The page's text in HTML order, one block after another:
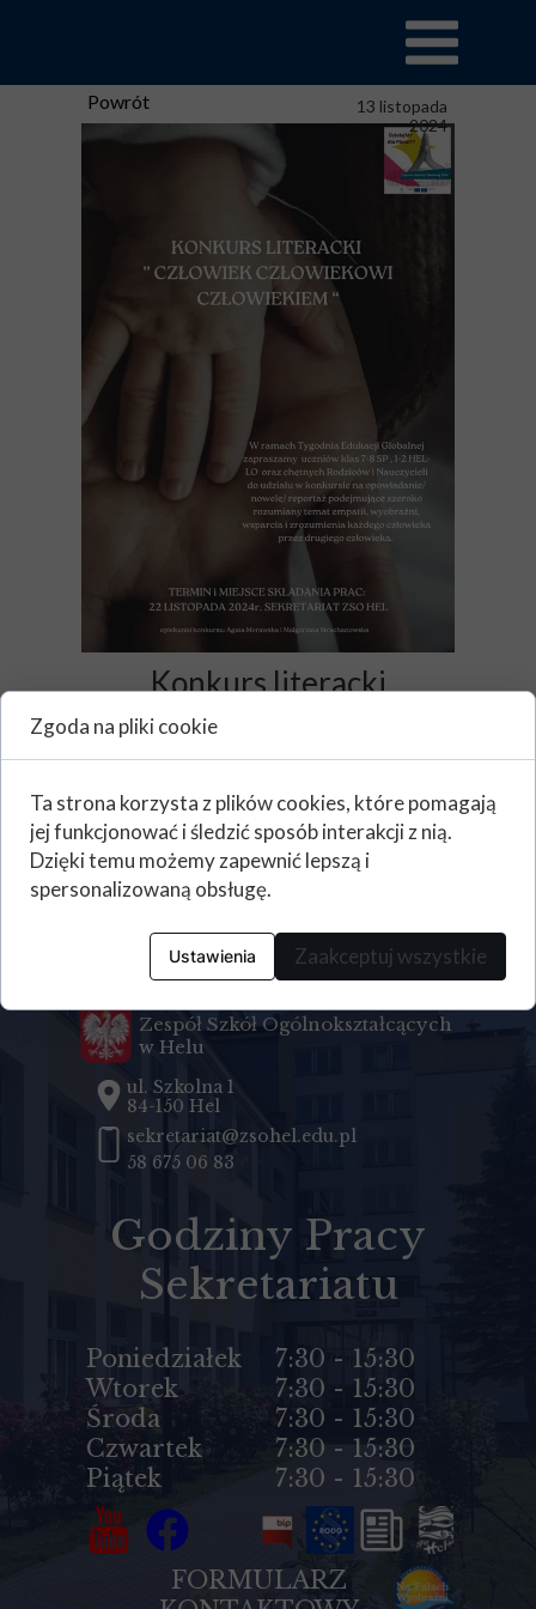
Powrót
13 listopada
2024
Kontakt
Zespół Szkół Ogólnokształcących
w Helu
ul. Szkolna 1
84-150 Hel
sekretariat@zsohel.edu.pl
58 675 06 83
FORMULARZ
Godziny Pracy
Sekretariatu
Poniedziałek
Wtorek
Środa
Czwartek
Piątek
7:30 - 15:30
7:30 - 15:30
7:30 - 15:30
7:30 - 15:30
7:30 - 15:30
Konkurs literacki
"CZŁOWIEK
CZŁOWIEKOWI
CZŁOWIEKIEM"
Termin i miejsce składania prac:
22 listopada 2024 r. sekretariat
ZSO w Helu
Zgoda na pliki cookie
Ta strona korzysta z plików cookies, które pomagają
jej funkcjonować i śledzić sposób interakcji z nią.
Dzięki temu możemy zapewnić lepszą i
spersonalizowaną obsługę.
Ustawienia Zaakceptuj wszystkie